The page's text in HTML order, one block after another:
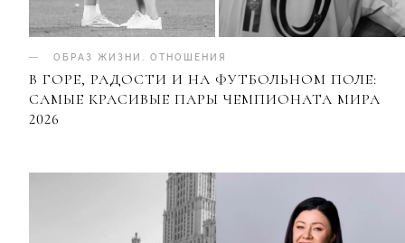
ОБРАЗ ЖИЗНИ . ОТНОШЕНИЯ
В ГОРЕ, РАДОСТИ И НА ФУТБОЛЬНОМ ПОЛЕ:
САМЫЕ КРАСИВЫЕ ПАРЫ ЧЕМПИОНАТА МИРА
2026